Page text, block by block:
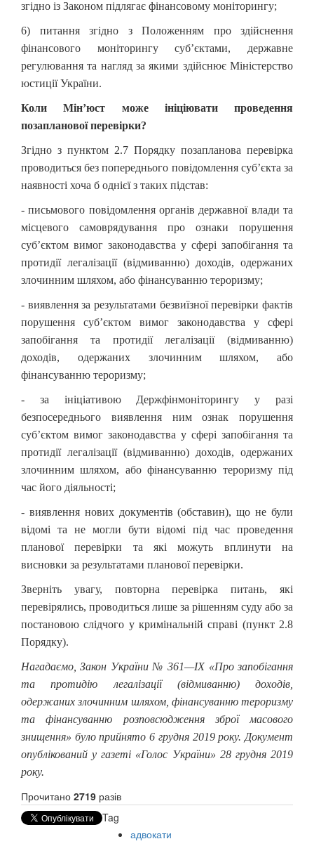
згідно із Законом підлягає фінансовому моніторингу;
6) питання згідно з Положенням про здійснення
фінансового моніторингу суб’єктами, державне
регулювання та нагляд за якими здійснює Міністерство
юстиції України.
Коли Мін’юст може ініціювати проведення
позапланової перевірки?
Згідно з пунктом 2.7 Порядку позапланова перевірка
проводиться без попереднього повідомлення суб’єкта за
наявності хоча б однієї з таких підстав:
- письмового повідомлення органів державної влади та
місцевого самоврядування про ознаки порушення
суб’єктом вимог законодавства у сфері запобігання та
протидії легалізації (відмиванню) доходів, одержаних
злочинним шляхом, або фінансуванню тероризму;
- виявлення за результатами безвиїзної перевірки фактів
порушення суб’єктом вимог законодавства у сфері
запобігання та протидії легалізації (відмиванню)
доходів, одержаних злочинним шляхом, або
фінансуванню тероризму;
- за ініціативою Держфінмоніторингу у разі
безпосереднього виявлення ним ознак порушення
суб’єктом вимог законодавства у сфері запобігання та
протидії легалізації (відмиванню) доходів, одержаних
злочинним шляхом, або фінансуванню тероризму під
час його діяльності;
- виявлення нових документів (обставин), що не були
відомі та не могли бути відомі під час проведення
планової перевірки та які можуть вплинути на
висновки за результатами планової перевірки.
Зверніть увагу, повторна перевірка питань, які
перевірялись, проводиться лише за рішенням суду або за
постановою слідчого у кримінальній справі (пункт 2.8
Порядку).
Нагадаємо,Закон України № 361—IX «Про запобігання
та протидію легалізації (відмиванню) доходів,
одержаних злочинним шляхом, фінансуванню тероризму
та фінансуванню розповсюдження зброї масового
знищення» було прийнято 6 грудня 2019 року. Документ
опублікований у газеті «Голос України» 28 грудня 2019
року.
Прочитано 2719 разів
Tag
адвокати